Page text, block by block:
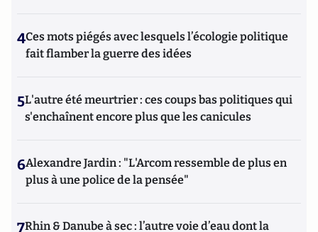
4Ces mots piégés avec lesquels l’écologie politique
fait flamber la guerre des idées
5L'autre été meurtrier : ces coups bas politiques qui
s'enchaînent encore plus que les canicules
6Alexandre Jardin : "L'Arcom ressemble de plus en
plus à une police de la pensée"
7Rhin & Danube à sec : l’autre voie d’eau dont la